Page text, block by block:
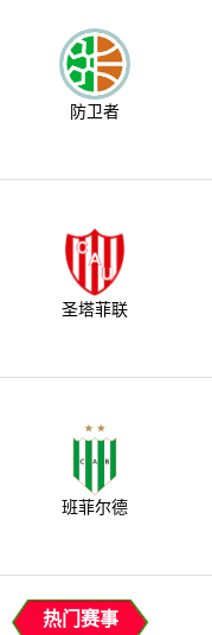
防卫者
圣塔菲联
班菲尔德
热门赛事